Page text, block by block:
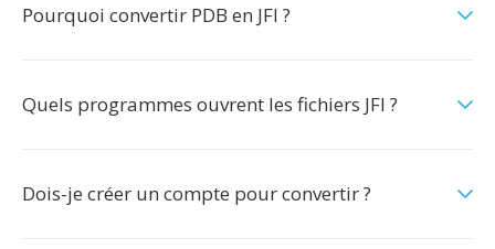
Pourquoi convertir PDB en JFI ?
Quels programmes ouvrent les fichiers JFI ?
Dois-je créer un compte pour convertir ?